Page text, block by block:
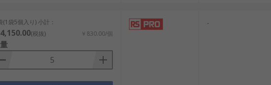
(1袋5個入り) 小計：
(税抜) ￥830.00/個
-